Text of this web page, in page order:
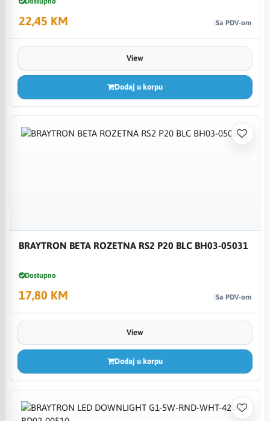
22,45 KM Sa PDV-om
View
Dodaj u korpu
BRAYTRON BETA ROZETNA RS2 P20 BLC BH03-05031
Dostupno
17,80 KM Sa PDV-om
View
Dodaj u korpu